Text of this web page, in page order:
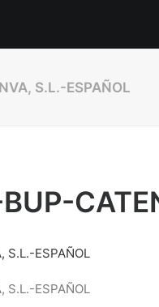
S.L.-ESPAÑOL
S.L.-ESPAÑOL
S.L.-ESPAÑOL